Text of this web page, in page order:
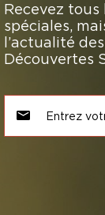
Recevez
spéciales,
l’actualité
Découvertes